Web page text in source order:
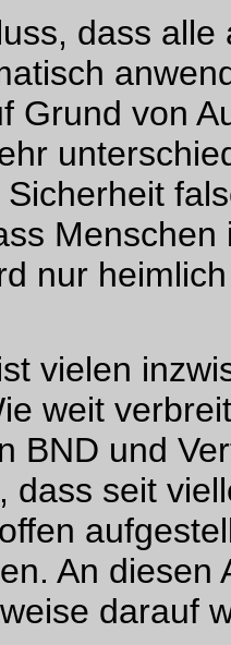
dass
Grund von
nur
vielen
weit
BND und
dass seit
An diesen
darauf